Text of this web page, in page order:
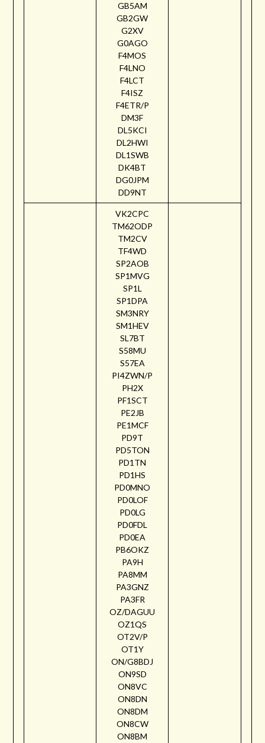
GB5AM
GB2GW
G2XV
G0AGO
F4MOS
F4LNO
F4LCT
F4ISZ
F4ETR/P
DM3F
DL5KCI
DL2HWI
DL1SWB
DK4BT
DG0JPM
DD9NT
VK2CPC
TM62ODP
TM2CV
TF4WD
SP2AOB
SP1MVG
SP1L
SP1DPA
SM3NRY
SM1HEV
SL7BT
S58MU
S57EA
PI4ZWN/P
PH2X
PF1SCT
PE2JB
PE1MCF
PD9T
PD5TON
PD1TN
PD1HS
PD0MNO
PD0LOF
PD0LG
PD0FDL
PD0EA
PB6OKZ
PA9H
PA8MM
PA3GNZ
PA3FR
OZ/DAGUU
OZ1QS
OT2V/P
OT1Y
ON/G8BDJ
ON9SD
ON8VC
ON8DN
ON8DM
ON8CW
ON8BM